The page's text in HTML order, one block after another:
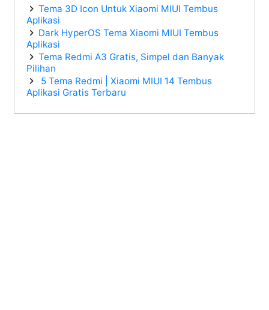
Tema 3D Icon Untuk Xiaomi MIUI Tembus
Aplikasi
Dark HyperOS Tema Xiaomi MIUI Tembus
Aplikasi
Tema Redmi A3 Gratis, Simpel dan Banyak
Pilihan
5 Tema Redmi | Xiaomi MIUI 14 Tembus
Aplikasi Gratis Terbaru